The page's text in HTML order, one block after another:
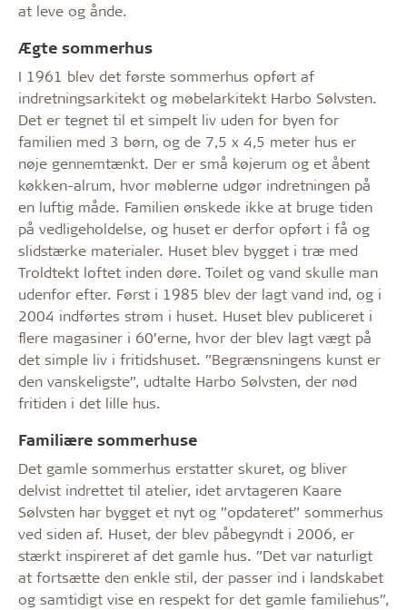
at leve og ånde.
Ægte sommerhus
I 1961 blev det første sommerhus opført af
indretningsarkitekt og møbelarkitekt Harbo Sølvsten.
Det er tegnet til et simpelt liv uden for byen for
familien med 3 børn, og de 7,5 x 4,5 meter hus er
nøje gennemtænkt. Der er små køjerum og et åbent
køkken-alrum, hvor møblerne udgør indretningen på
en luftig måde. Familien ønskede ikke at bruge tiden
på vedligeholdelse, og huset er derfor opført i få og
slidstærke materialer. Huset blev bygget i træ med
Troldtekt loftet inden døre. Toilet og vand skulle man
udenfor efter. Først i 1985 blev der lagt vand ind, og i
2004 indførtes strøm i huset. Huset blev publiceret i
flere magasiner i 60’erne, hvor der blev lagt vægt på
det simple liv i fritidshuset. ”Begrænsningens kunst er
den vanskeligste”, udtalte Harbo Sølvsten, der nød
fritiden i det lille hus.
Familiære sommerhuse
Det gamle sommerhus erstatter skuret, og bliver
delvist indrettet til atelier, idet arvtageren Kaare
Sølvsten har bygget et nyt og ”opdateret” sommerhus
ved siden af. Huset, der blev påbegyndt i 2006, er
stærkt inspireret af det gamle hus. ”Det var naturligt
at fortsætte den enkle stil, der passer ind i landskabet
og samtidigt vise en respekt for det gamle familiehus”,